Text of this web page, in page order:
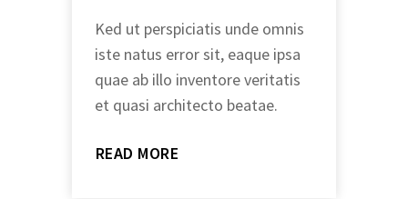
Ked ut perspiciatis unde omnis
iste natus error sit, eaque ipsa
quae ab illo inventore veritatis
et quasi architecto beatae.
READ MORE